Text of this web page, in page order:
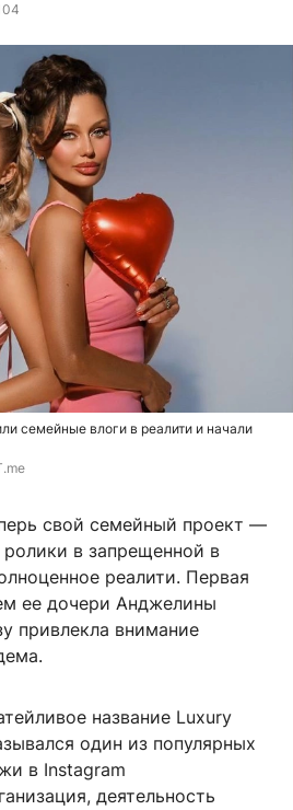
семейные влоги в реалити и начали
свой семейный проект —
в запрещенной в
реалити. Первая
ее дочери Анджелины
привлекла внимание
название Luxury
один из популярных
в Instagram
деятельность